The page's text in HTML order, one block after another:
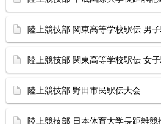
陸上競技部 関東高等学校駅伝 男
陸上競技部 関東高等学校駅伝 女
陸上競技部 野田市民駅伝大会
陸上競技部 日本体育大学長距離競